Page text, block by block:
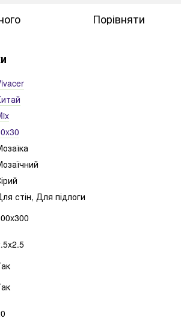
Порівняти
стін, Для підлоги